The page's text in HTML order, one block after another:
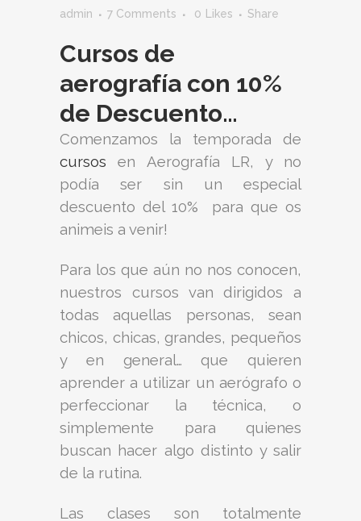
admin
7 Comments 0 Likes Share
Cursos de
aerografía con 10%
de Descuento…
Comenzamos la temporada de
cursos en Aerografía LR, y no
podía ser sin un especial
descuento del 10% para que os
animeis a venir!
Para los que aún no nos conocen,
nuestros cursos van dirigidos a
todas aquellas personas, sean
chicos, chicas, grandes, pequeños
y en general… que quieren
aprender a utilizar un aerógrafo o
perfeccionar la técnica, o
simplemente para quienes
buscan hacer algo distinto y salir
de la rutina.
Las clases son totalmente